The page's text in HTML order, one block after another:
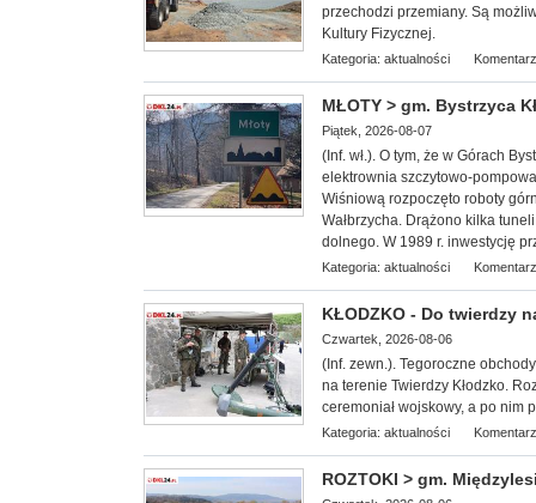
przechodzi przemiany. Są
Kultury Fizycznej.
Kategoria: aktualności
MŁOTY > gm. Bystrzyca
Piątek, 2026-08-07
(Inf. wł.). O tym, że w Górach
elektrownia szczytowo-
Wiśniową rozpoczęto roboty
Wałbrzycha. Drążono kilka
dolnego. W 1989 r. inwestycję
Kategoria: aktualności
KŁODZKO - Do twierdzy
Czwartek, 2026-08-06
(Inf. zewn.). Tegoroczne
na terenie Twierdzy Kłodzko.
ceremoniał wojskowy, a po nim
Kategoria: aktualności
ROZTOKI > gm.